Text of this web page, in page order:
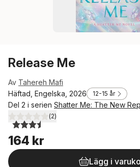
Release Me
Av Tahereh Mafi
Häftad, Engelska, 2026
12-15 år
Del 2 i serien Shatter Me: The New
3,5utav 5 stjärnor. Totalt antal röster:
(2)
164 kr
Lägg i